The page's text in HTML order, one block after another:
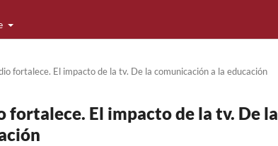
fortalece. El impacto de la tv. De la comunicación a la educación
fortalece. El impacto de la tv. De la